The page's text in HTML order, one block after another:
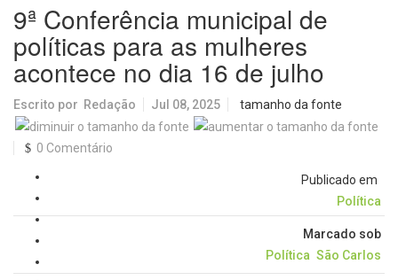
9ª Conferência municipal de
políticas para as mulheres
acontece no dia 16 de julho
Escrito por Redação Jul 08, 2025 tamanho da fonte
0 Comentário
Publicado em
Política
Marcado sob
Política São Carlos